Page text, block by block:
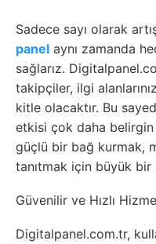
Sadece sayı olarak
panel aynı zamanda
sağlarız.
takipçiler, ilgi
kitle olacaktır. Bu
etkisi çok daha
güçlü bir bağ kurmak,
tanıtmak için büyük bir
Güvenilir ve Hızlı
Digitalpanel.com.tr,